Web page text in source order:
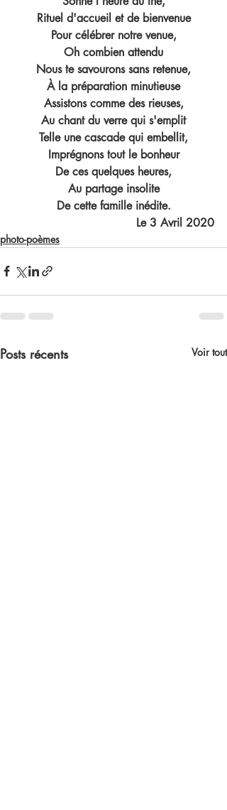
Rituel d'accueil et de bienvenue
Pour célébrer notre venue,
Oh combien attendu
Nous te savourons sans retenue,
À la préparation minutieuse
Assistons comme des rieuses,
Au chant du verre qui s'emplit
Telle une cascade qui embellit,
Imprégnons tout le bonheur
De ces quelques heures,
Au partage insolite
De cette famille inédite.
Le 3 Avril 2020
photo-poèmes
Posts récents Voir tout